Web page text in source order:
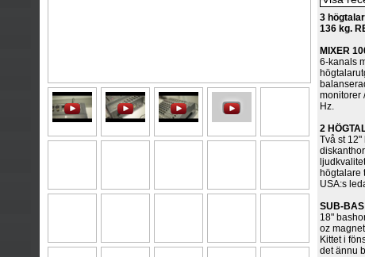
3
136 kg.
MIXER
6-kanals
monitorer
Hz.
2
Två st
högtalare
USA:s
SUB-
18"
oz
Kittet i
det ännu